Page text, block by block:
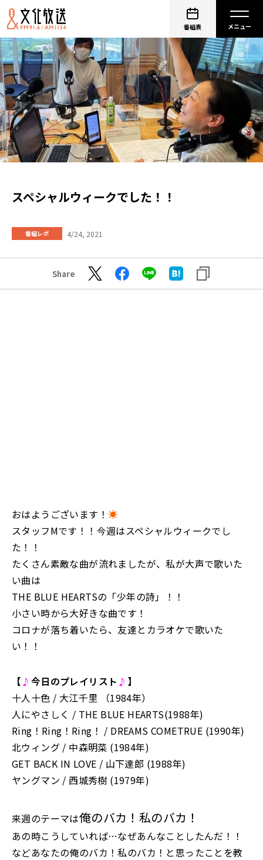
番組表
スペシャルウィークでした！！
番組レポ 4/24, 2021
Share
おはようございます！ ☀
スタッフMです！！今週はスペシャルウィークでし
た！！
たくさん素敵な曲が流れましたが、私が大声で歌いた
い曲は
THE BLUE HEARTSの「少年の詩」！！
小さい時から大好きな曲です！
コロナが落ち着いたら、友達とカラオケで歌いた
い！！
【♪ 今日のプレイリスト ♪ 】
十人十色 / 大江千里 （1984年）
人にやさしく / THE BLUE HEARTS(1988年)
Ring！Ring！Ring！ / DREAMS COMETRUE (1990年)
北ウィング / 中森明菜 (1984年)
GET BACK IN LOVE / 山下達郎 (1988年)
ヤングマン / 西城秀樹 (1979年)
来週のテーマは俺のバカ！私のバカ！
あの時こうしていれば…なぜあんなことしたんだ！！
などあなたの俺のバカ！私のバカ！と思ったことを教